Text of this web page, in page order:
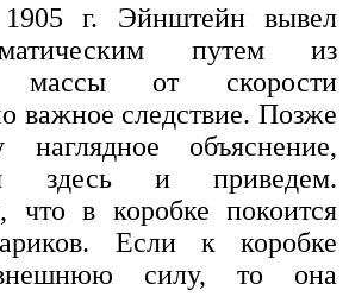
г. Эйнштейн вывел
путем из
массы от скорости
важное следствие. Позже
объяснение,
здесь и приведем.
что в коробке покоится
Если к коробке
силу, то она